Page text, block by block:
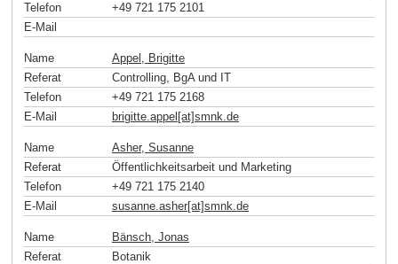
Telefon
+49 721 175 2101
E-Mail
Name
Appel, Brigitte
Referat
Controlling, BgA und IT
Telefon
+49 721 175 2168
E-Mail
brigitte.appel[at]smnk.de
Name
Asher, Susanne
Referat
Öffentlichkeitsarbeit und Marketing
Telefon
+49 721 175 2140
E-Mail
susanne.asher[at]smnk.de
Name
Bänsch, Jonas
Referat
Botanik